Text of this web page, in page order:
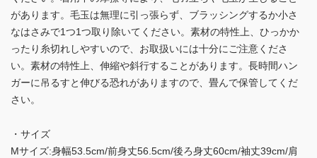
があります。毛玉は無理に引っ張らず、ブラッシングするか小さ
なはさみで1つ1つ取り除いてください。素材の特性上、ひっかか
ったり糸切れしやすいので、お取扱いには十分にご注意くださ
い。素材の特性上、伸縮や斜行することがあります。長時間ハン
ガーに吊るすと伸びる恐れがありますので、畳んで保管してくだ
さい。
・サイズ
Mサイズ:身幅53.5cm/前身丈56.5cm/後ろ身丈60cm/袖丈39cm/肩